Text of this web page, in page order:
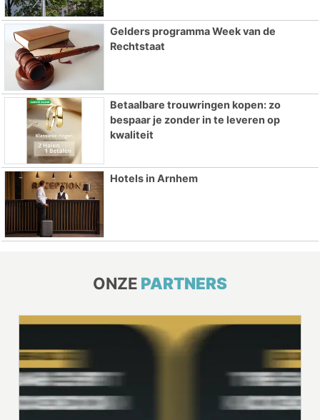
Gelders programma Week van de
Rechtstaat
Betaalbare trouwringen kopen: zo
bespaar je zonder in te leveren op
kwaliteit
Hotels in Arnhem
ONZE PARTNERS